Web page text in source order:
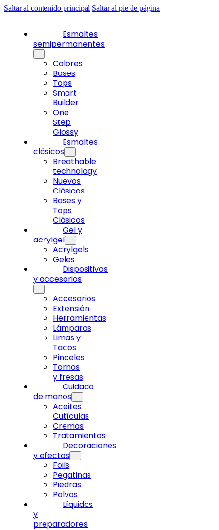
Saltar al contenido principal Saltar al pie de página
Esmaltes
semipermanentes
Colores
Bases
Tops
Smart
Builder
One
Step
Glossy
Esmaltes
clásicos
Breathable
technology
Nuevos
Clásicos
Bases y
Tops
Clásicos
Gel y
acrylgel
Acrylgels
Geles
Dispositivos
y accesorios
Accesorios
Extensión
Herramientas
Lámparas
Limas y
Tacos
Pinceles
Tornos
y fresas
Cuidado
de manos
Aceites
Cutículas
Cremas
Tratamientos
Decoraciones
y efectos
Foils
Pegatinas
Piedras
Polvos
Líquidos
y
preparadores